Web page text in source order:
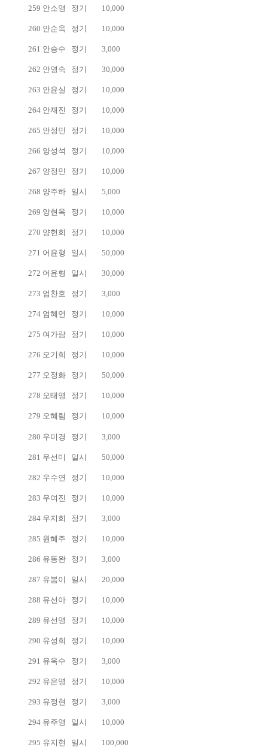
259 안소영 정기 10,000
260 안순옥 정기 10,000
261 안승수 정기 3,000
262 안영숙 정기 30,000
263 안윤실 정기 10,000
264 안재진 정기 10,000
265 안정민 정기 10,000
266 양성석 정기 10,000
267 양정민 정기 10,000
268 양주하 일시 5,000
269 양현옥 정기 10,000
270 양현희 정기 10,000
271 어윤형 일시 50,000
272 어윤형 일시 30,000
273 엄찬호 정기 3,000
274 엄혜연 정기 10,000
275 여가람 정기 10,000
276 오기희 정기 10,000
277 오정화 정기 50,000
278 오태영 정기 10,000
279 오혜림 정기 10,000
280 우미경 정기 3,000
281 우선미 일시 50,000
282 우수연 정기 10,000
283 우여진 정기 10,000
284 우지희 정기 3,000
285 원혜주 정기 10,000
286 유동완 정기 3,000
287 유봄이 일시 20,000
288 유선아 정기 10,000
289 유선영 정기 10,000
290 유성희 정기 10,000
291 유옥수 정기 3,000
292 유은영 정기 10,000
293 유정현 정기 3,000
294 유주영 일시 10,000
295 유지현 일시 100,000